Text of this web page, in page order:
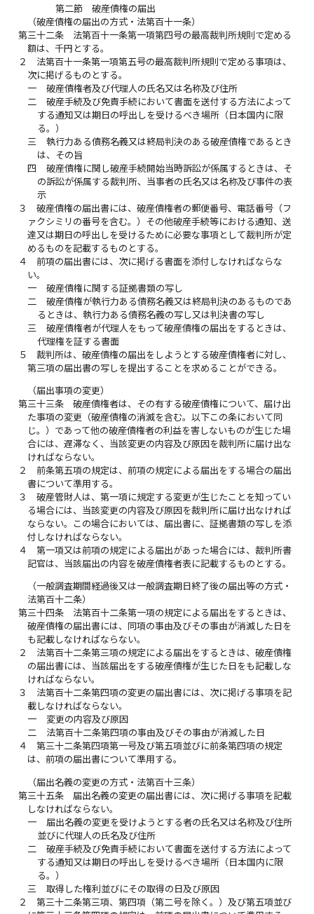
第二節 破産債権の届出
（破産債権の届出の方式・法第百十一条）
第三十二条
法第百十一条第一項第四号の最高裁判所規則で定める
額は、千円とする。
２
法第百十一条第一項第五号の最高裁判所規則で定める事項は、
次に掲げるものとする。
一
破産債権者及び代理人の氏名又は名称及び住所
二
破産手続及び免責手続において書面を送付する方法によって
する通知又は期日の呼出しを受けるべき場所（日本国内に限
る。）
三
執行力ある債務名義又は終局判決のある破産債権であるとき
は、その旨
四
破産債権に関し破産手続開始当時訴訟が係属するときは、そ
の訴訟が係属する裁判所、当事者の氏名又は名称及び事件の表
示
３
破産債権の届出書には、破産債権者の郵便番号、電話番号（フ
ァクシミリの番号を含む。）その他破産手続等における通知、送
達又は期日の呼出しを受けるために必要な事項として裁判所が定
めるものを記載するものとする。
４
前項の届出書には、次に掲げる書面を添付しなければならな
い。
一
破産債権に関する証拠書類の写し
二
破産債権が執行力ある債務名義又は終局判決のあるものであ
るときは、執行力ある債務名義の写し又は判決書の写し
三
破産債権者が代理人をもって破産債権の届出をするときは、
代理権を証する書面
５
裁判所は、破産債権の届出をしようとする破産債権者に対し、
第三項の届出書の写しを提出することを求めることができる。
（届出事項の変更）
第三十三条
破産債権者は、その有する破産債権について、届け出
た事項の変更（破産債権の消滅を含む。以下この条において同
じ。）であって他の破産債権者の利益を害しないものが生じた場
合には、遅滞なく、当該変更の内容及び原因を裁判所に届け出な
ければならない。
２
前条第五項の規定は、前項の規定による届出をする場合の届出
書について準用する。
３
破産管財人は、第一項に規定する変更が生じたことを知ってい
る場合には、当該変更の内容及び原因を裁判所に届け出なければ
ならない。この場合においては、届出書に、証拠書類の写しを添
付しなければならない。
４
第一項又は前項の規定による届出があった場合には、裁判所書
記官は、当該届出の内容を破産債権者表に記載するものとする。
（一般調査期間経過後又は一般調査期日終了後の届出等の方式・
法第百十二条）
第三十四条
法第百十二条第一項の規定による届出をするときは、
破産債権の届出書には、同項の事由及びその事由が消滅した日を
も記載しなければならない。
２
法第百十二条第三項の規定による届出をするときは、破産債権
の届出書には、当該届出をする破産債権が生じた日をも記載しな
ければならない。
３
法第百十二条第四項の変更の届出書には、次に掲げる事項を記
載しなければならない。
一
変更の内容及び原因
二
法第百十二条第四項の事由及びその事由が消滅した日
４
第三十二条第四項第一号及び第五項並びに前条第四項の規定
は、前項の届出書について準用する。
（届出名義の変更の方式・法第百十三条）
第三十五条
届出名義の変更の届出書には、次に掲げる事項を記載
しなければならない。
一
届出名義の変更を受けようとする者の氏名又は名称及び住所
並びに代理人の氏名及び住所
二
破産手続及び免責手続において書面を送付する方法によって
する通知又は期日の呼出しを受けるべき場所（日本国内に限
る。）
三
取得した権利並びにその取得の日及び原因
２
第三十二条第三項、第四項（第二号を除く。）及び第五項並び